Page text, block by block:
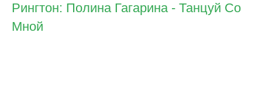
Рингтон: Полина Гагарина - Танцуй Со
Мной